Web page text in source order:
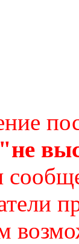
"не